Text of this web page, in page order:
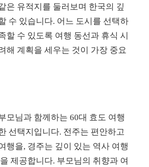
은 유적지를 둘러보며 한국의 깊
수 있습니다. 어느 도시를 선택하
할 수 있도록 여행 동선과 휴식 시
해 계획을 세우는 것이 가장 중요
모님과 함께하는 60대 효도 여행
선택지입니다. 전주는 편안하고
행을, 경주는 깊이 있는 역사 여행
제공합니다. 부모님의 취향과 여